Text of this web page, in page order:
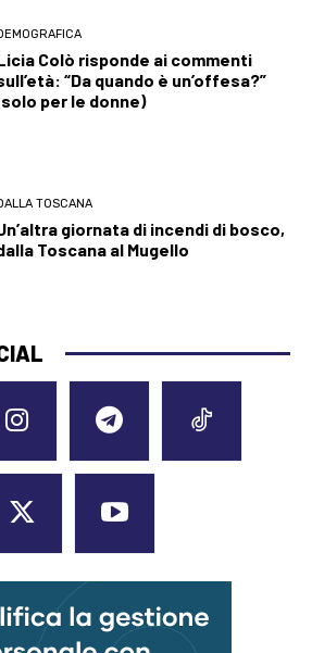
Colò risponde ai commenti
“Da quando è un’offesa?”
per le donne)
TOSCANA
giornata di incendi di bosco,
Toscana al Mugello